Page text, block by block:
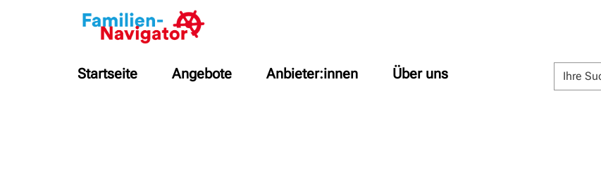
Startseite Angebote Anbieter:innen Über uns